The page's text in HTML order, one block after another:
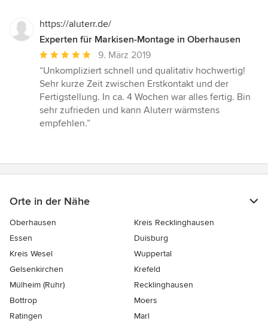
https://aluterr.de/
Experten für Markisen-Montage in Oberhausen
Durchschnittliche
Bewertung:
5
von
5
Sternen
9. März 2019
“Unkompliziert schnell und qualitativ hochwertig!
Sehr kurze Zeit zwischen Erstkontakt und der
Fertigstellung. In ca. 4 Wochen war alles fertig. Bin
sehr zufrieden und kann Aluterr wärmstens
empfehlen.”
Orte in der Nähe
Oberhausen
Kreis Recklinghausen
Essen
Duisburg
Kreis Wesel
Wuppertal
Gelsenkirchen
Krefeld
Mülheim (Ruhr)
Recklinghausen
Bottrop
Moers
Ratingen
Marl